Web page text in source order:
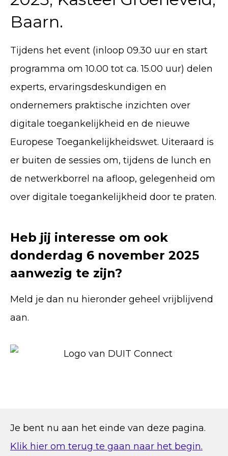
Baarn.
Tijdens het event (inloop 09.30 uur en start
programma om 10.00 tot ca. 15.00 uur) delen
experts, ervaringsdeskundigen en
ondernemers praktische inzichten over
digitale toegankelijkheid en de nieuwe
Europese Toegankelijkheidswet. Uiteraard is
er buiten de sessies om, tijdens de lunch en
de netwerkborrel na afloop, gelegenheid om
over digitale toegankelijkheid door te praten.
Heb jij interesse om ook
donderdag 6 november 2025
aanwezig te zijn?
Meld je dan nu hieronder geheel vrijblijvend
aan.
Je bent nu aan het einde van deze pagina.
Klik hier om terug te gaan naar het begin.